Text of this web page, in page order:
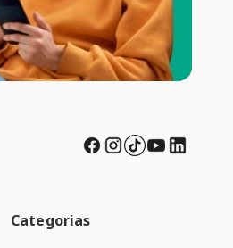
Categorias